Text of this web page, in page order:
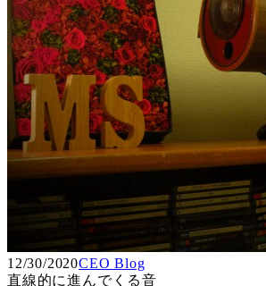
12/30/2020CEO Blog
直線的に進んでくる音